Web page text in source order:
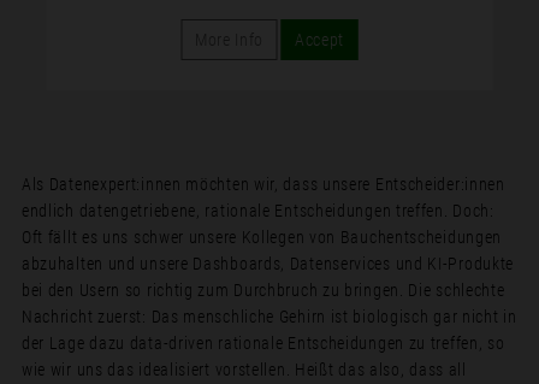
Accept
Als Datenexpert:innen möchten wir, dass unsere Entscheider:innen
endlich datengetriebene, rationale Entscheidungen treffen. Doch:
Oft fällt es uns schwer unsere Kollegen von Bauchentscheidungen
abzuhalten und unsere Dashboards, Datenservices und KI-Produkte
bei den Usern so richtig zum Durchbruch zu bringen. Die schlechte
Nachricht zuerst: Das menschliche Gehirn ist biologisch gar nicht in
der Lage dazu data-driven rationale Entscheidungen zu treffen, so
wie wir uns das idealisiert vorstellen. Heißt das also, dass all